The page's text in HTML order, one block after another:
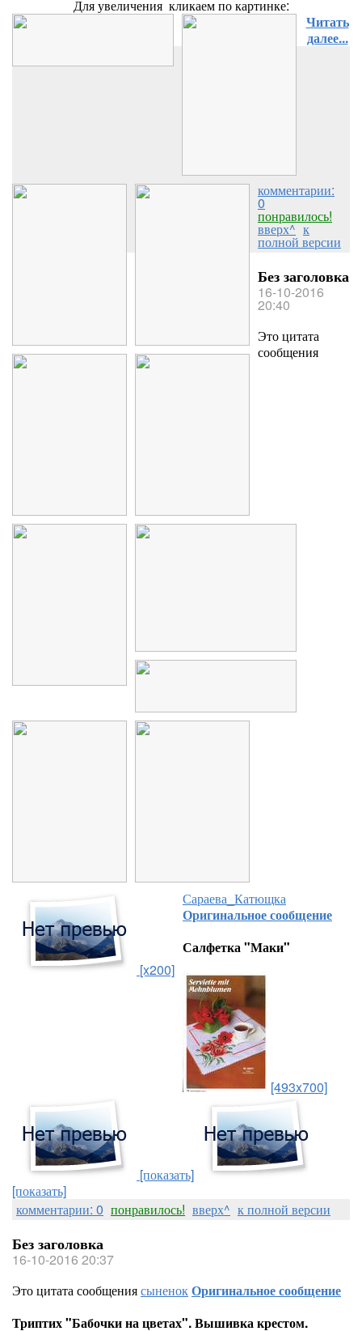
Для увеличения кликаем по картинке:
[x200]
Читать
далее...
комментарии:
0
понравилось!
вверх^ к
полной версии
Без заголовка
16-10-2016
20:40
Это цитата
сообщения
Сараева_Катющка
Оригинальное сообщение
Салфетка "Маки"
[493x700]
[показать]
[показать]
комментарии: 0 понравилось! вверх^ к полной версии
Без заголовка
16-10-2016 20:37
Это цитата сообщениясыненокОригинальное сообщение
Триптих "Бабочки на цветах". Вышивка крестом.